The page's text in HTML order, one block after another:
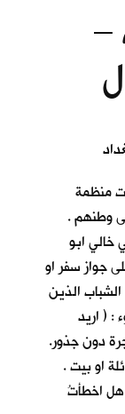
–
2003 ، سمحت منظمة
وطنهم .
خالي ابو
جواز سفر او
الذين
: ( اريد
دون جذور.
او بيت .
هل اخطأتُ